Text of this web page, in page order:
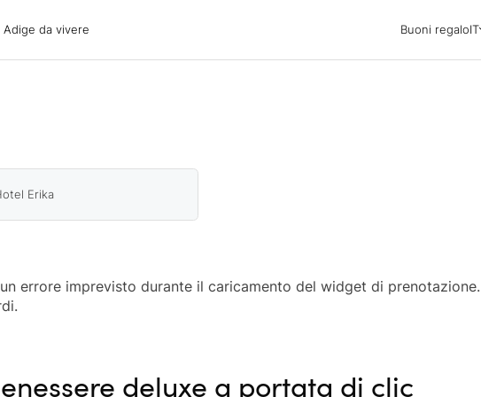
Adige da vivere Buoni regaloIT
Erika
errore imprevisto durante il caricamento del widget di prenotazione.
deluxe a portata di clic